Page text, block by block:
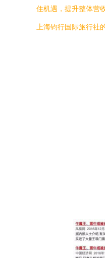
住机遇，提升整体营
上海钧行国际旅行社